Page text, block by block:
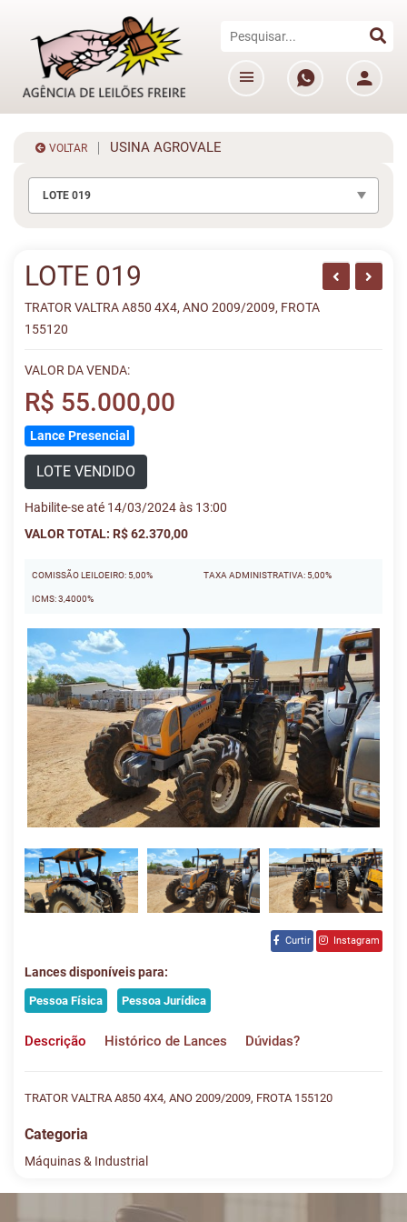
VOLTAR USINA AGROVALE
LOTE 019
LOTE 019
TRATOR VALTRA A850 4X4, ANO 2009/2009, FROTA
155120
VALOR DA VENDA:
R$ 55.000,00
Lance Presencial
LOTE VENDIDO
Habilite-se até 14/03/2024 às 13:00
VALOR TOTAL: R$ 62.370,00
COMISSÃO LEILOEIRO: 5,00%
ICMS: 3,4000%
TAXA ADMINISTRATIVA: 5,00%
Curtir Instagram
Lances disponíveis para:
Pessoa Física Pessoa Jurídica
Descrição Histórico de Lances Dúvidas?
TRATOR VALTRA A850 4X4, ANO 2009/2009, FROTA 155120
Categoria
Máquinas & Industrial
conosco pelo whatsapp: